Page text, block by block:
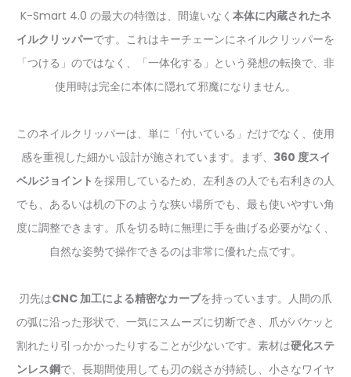
K-Smart 4.0 の最大の特徴は、間違いなく 本体に内蔵されたネ
イルクリッパーです。これはキーチェーンにネイルクリッパーを
「つける」のではなく、「一体化する」という発想の転換で、非
使用時は完全に本体に隠れて邪魔になりません。
このネイルクリッパーは、単に「付いている」だけでなく、使用
感を重視した細かい設計が施されています。まず、 360 度スイ
ベルジョイント を採用しているため、左利きの人でも右利きの人
でも、あるいは机の下のような狭い場所でも、最も使いやすい角
度に調整できます。爪を切る時に無理に手を曲げる必要がなく、
自然な姿勢で操作できるのは非常に優れた点です。
刃先はCNC 加工による精密なカーブを持っています。人間の爪
の弧に沿った形状で、一気にスムーズに切断でき、爪がバケッと
割れたり引っかかったりすることが少ないです。素材は硬化ステ
ンレス鋼で、長期間使用しても刃の鋭さが持続し、小さなワイヤ